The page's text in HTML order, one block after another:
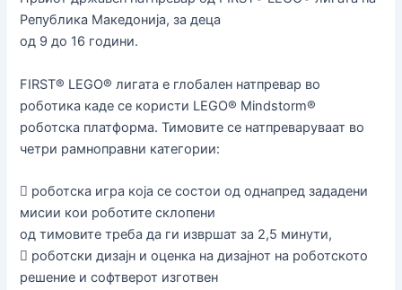
Република Македонија, за деца
од 9 до 16 години.
FIRST® LEGO® лигата е глобален натпревар во
роботика каде се користи LEGO® Mindstorm®
роботска платформа. Тимовите се натпреваруваат во
четри рамноправни категории:
 роботска игра која се состои од однапред зададени
мисии кои роботите склопени
од тимовите треба да ги извршат за 2,5 минути,
 роботски дизајн и оценка на дизајнот на роботското
решение и софтверот изготвен